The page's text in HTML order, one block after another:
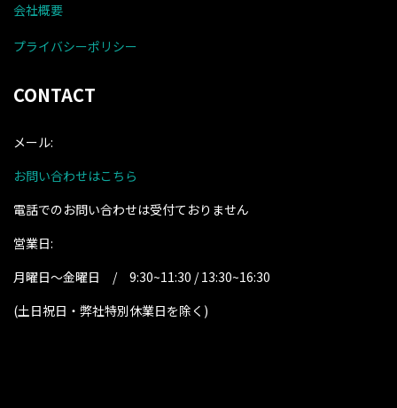
会社概要
プライバシーポリシー
CONTACT
メール:
お問い合わせはこちら
電話でのお問い合わせは受付ておりません
営業日:
月曜日～金曜日 / 9:30~11:30 / 13:30~16:30
(土日祝日・弊社特別休業日を除く )